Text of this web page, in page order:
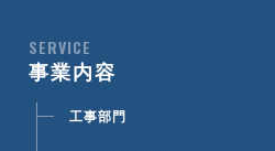
SERVICE
事業内容
工事部門